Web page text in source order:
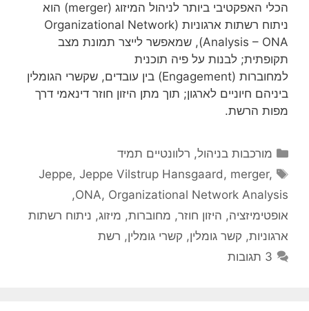
הכלי האפקטיבי ביותר לניהול המיזוג (merger) הוא
ניתוח רשתות ארגוניות (Organizational Network
Analysis – ONA), שמאפשר לייצר תמונת מצב
תקופתית; לבנות על פיה תוכנית
למחוברות (Engagement) בין עובדים, שקשרי הגומלין
ביניהם חיוניים לארגון; תוך מתן היזון חוזר דינאמי דרך
מפות הרשת.
קטגוריות
מורכבות בניהול, רלוונטיים תמיד
תגיות
Jeppe, Jeppe Vilstrup Hansgaard, merger,
ONA, Organizational Network Analysis
,
אופטימיזציה, היזון חוזר, מחוברות, מיזוג, ניתוח רשתות
ארגוניות, קשר גומלין, קשרי גומלין, רשת
3 תגובות